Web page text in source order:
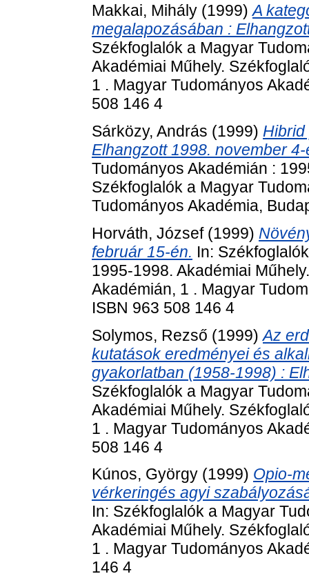
Makkai, Mihály (1999)A
megalapozásában :
Székfoglalók a Magyar
Akadémiai Műhely.
1 . Magyar Tudományos
508 146 4
Sárközy, András (1999) Hibrid
Elhangzott 1998. november 4-
Tudományos Akadémián :
Székfoglalók a Magyar
Tudományos Akadémia,
Horváth, József(1999)
február 15-én. In:
1995-1998. Akadémiai
Akadémián, 1 . Magyar
ISBN 963 508 146 4
Solymos, Rezső (1999)Az
kutatások eredményei és
gyakorlatban (1958-1998) :
Székfoglalók a Magyar
Akadémiai Műhely.
1 . Magyar Tudományos
508 146 4
Kúnos, György (1999) Opio-
vérkeringés agyi
In: Székfoglalók a Magyar
Akadémiai Műhely.
1 . Magyar Tudományos
146 4